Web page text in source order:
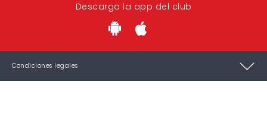
Descarga la app del club
Condiciones legales